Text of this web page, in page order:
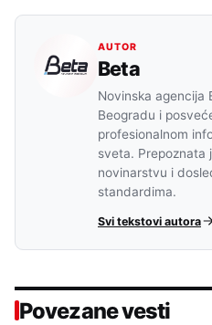
AUTOR
Beta
Novinska agencija
Beogradu i
profesionalnom
sveta. Prepoznata
novinarstvu i
standardima.
Svi tekstovi autora
Povezane vesti